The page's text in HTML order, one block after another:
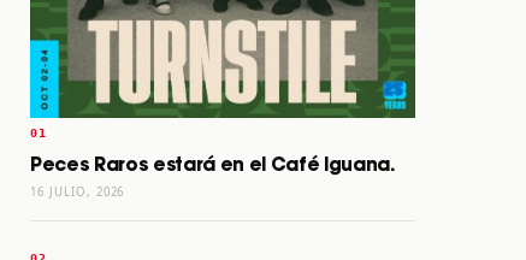
Peces Raros estará en el Café Iguana.
16 JULIO, 2026